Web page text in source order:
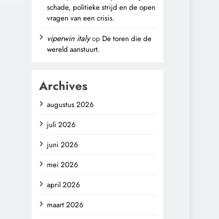
schade, politieke strijd en de open
vragen van een crisis.
viperwin italyop De toren die de
wereld aanstuurt.
Archives
augustus 2026
juli 2026
juni 2026
mei 2026
april 2026
maart 2026